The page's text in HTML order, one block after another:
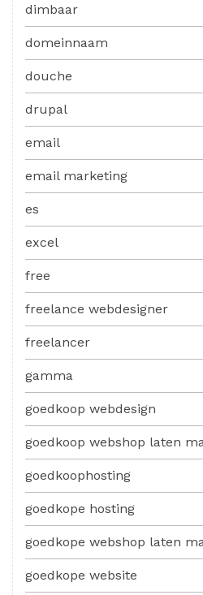
dimbaar
domeinnaam
douche
drupal
email
email marketing
es
excel
free
freelance webdesigner
freelancer
gamma
goedkoop webdesign
goedkoop webshop laten
goedkoophosting
goedkope hosting
goedkope webshop laten
goedkope website